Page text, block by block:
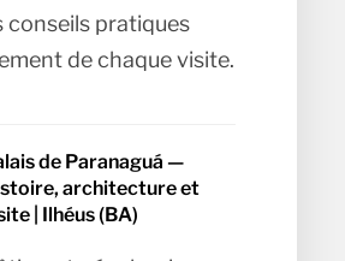
conseils pratiques
de chaque visite.
de Paranaguá —
architecture et
| Ilhéus (BA)